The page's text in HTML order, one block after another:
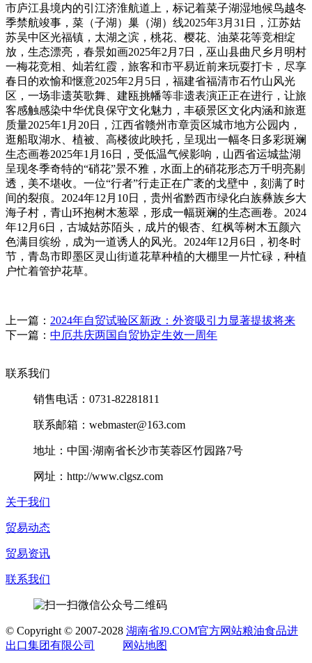
市庐江县境内的引江济淮航道上，标记着菜子湖湿地候鸟越冬
季禁航竣事，菜（子湖）巢（湖）线2025年3月31日，江苏姑
苏吴中区光福镇，太湖之滨，桃花、樱花、油菜花等竞相绽
放，生态漂亮，春景如画2025年2月7日，巫山县曲尺乡月明村
一梅花竞相、灿若红霞，旅客和市平易近前来玩耍打卡，尽享
春日的欢愉和惬意2025年2月5日，福建省福清市石竹山风光
区，一场非遗英歌舞、建瓯挑幡等非遗表演正正在进行，让旅
客感触感染中华优良保守文化魅力，丰硕景区文化内涵和旅逛
质量2025年1月20日，江西省赣州市章贡区城市地方公园内，
逛船取湖水、植被、高楼彼此映托，呈现出一幅冬日多彩斑斓
生态画卷2025年1月16日，受低温气候影响，山西省运城盐湖
呈现冬季奇特的“硝花”景不雅，水面上的硝花形态万千明亮剔
透，美不堪收。一位“行者”行走正在广袤的戈壁中，刻满了时
间的裂痕。2024年12月10日，贵州省黔西市绿化白族彝族乡大
海子村，青山环抱树木葱翠，形成一幅斑斓的生态画卷。2024
年12月6日，古城姑苏陌头，成片的银杏、红枫等树木五颜六
色满目缤纷，成为一道诱人的风光。2024年12月6日，初冬时
节，青岛市即墨区灵山街道花草种植的大棚里一片忙碌，种植
户忙着管护花草。
上一篇： 2024年自贸试验区新政：外资吸引力显著提拔将来
下一篇： 中厄共庆两国自贸协定生效一周年
联系我们
销售电话：0731-82281811
联系邮箱：webmaster@163.com
地址：中国·湖南省长沙市芙蓉区竹园路7号
网址：http://www.clgsz.com
关于我们
贸易动态
贸易资讯
联系我们
© Copyright © 2007-2028 湖南省J9.COM官方网站粮油食品进
出口集团有限公司
网站地图